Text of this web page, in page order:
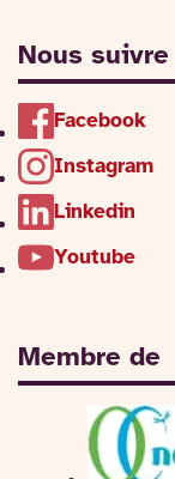
Nous suivre
Facebook
Instagram
Linkedin
Youtube
Membre de